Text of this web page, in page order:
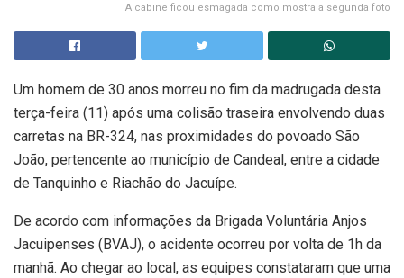
A cabine ficou esmagada como mostra a segunda foto
Um homem de 30 anos morreu no fim da madrugada desta
terça-feira (11) após uma colisão traseira envolvendo duas
carretas na BR-324, nas proximidades do povoado São
João, pertencente ao município de Candeal, entre a cidade
de Tanquinho e Riachão do Jacuípe.
De acordo com informações da Brigada Voluntária Anjos
Jacuipenses (BVAJ), o acidente ocorreu por volta de 1h da
manhã. Ao chegar ao local, as equipes constataram que uma